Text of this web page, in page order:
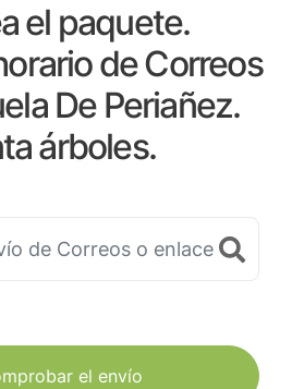
el paquete.
de Correos
De Periañez.
árboles.
el envío